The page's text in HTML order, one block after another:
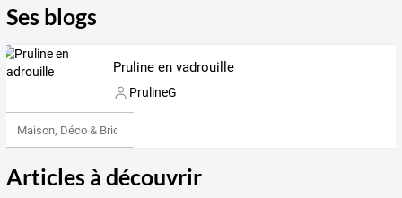
Ses blogs
Pruline en vadrouille
PrulineG
Maison, Déco & Bricolage
Articles à découvrir